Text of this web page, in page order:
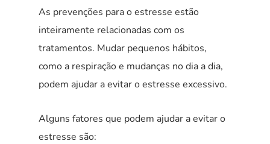
As prevenções para o estresse estão
inteiramente relacionadas com os
tratamentos. Mudar pequenos hábitos,
como a respiração e mudanças no dia a dia,
podem ajudar a evitar o estresse excessivo.
Alguns fatores que podem ajudar a evitar o
estresse são: